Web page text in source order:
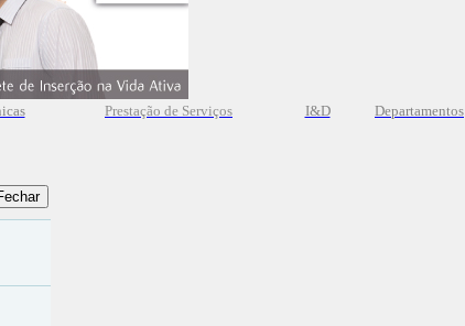
Prestação de Serviços I&D Departamentos